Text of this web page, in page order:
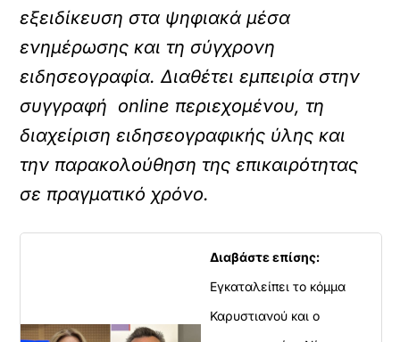
εξειδίκευση στα ψηφιακά μέσα
ενημέρωσης και τη σύγχρονη
ειδησεογραφία. Διαθέτει εμπειρία στην
συγγραφή online περιεχομένου, τη
διαχείριση ειδησεογραφικής ύλης και
την παρακολούθηση της επικαιρότητας
σε πραγματικό χρόνο.
Διαβάστε επίσης:
Εγκαταλείπει το κόμμα
Καρυστιανού και ο